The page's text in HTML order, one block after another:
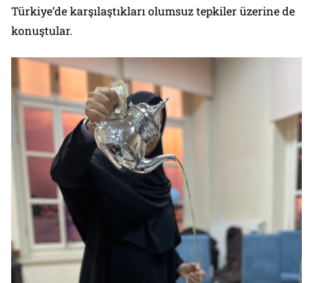
Türkiye’de karşılaştıkları olumsuz tepkiler üzerine de
konuştular.